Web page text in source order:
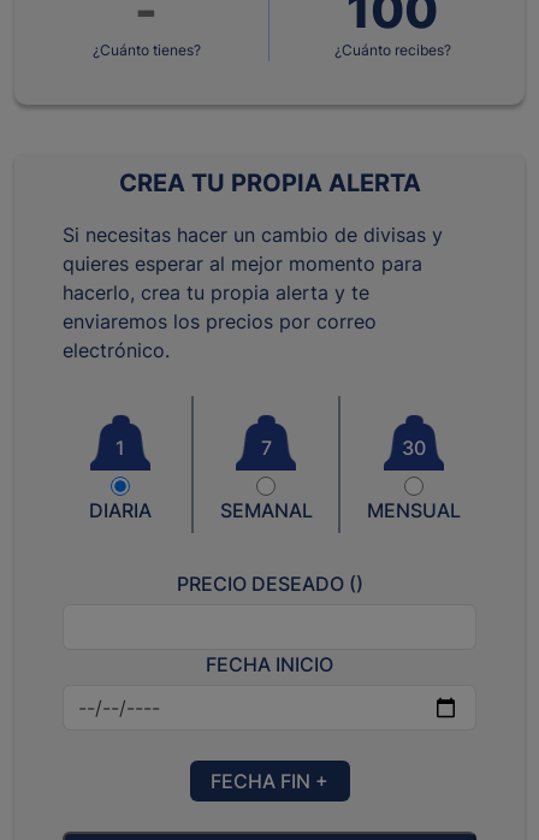
¿Cuánto tienes? ¿Cuánto recibes?
CREA TU PROPIA ALERTA
Si necesitas hacer un cambio de divisas y
quieres esperar al mejor momento para
hacerlo, crea tu propia alerta y te
enviaremos los precios por correo
electrónico.
1
DIARIA
7
SEMANAL
30
MENSUAL
PRECIO DESEADO ()
FECHA INICIO
FECHA FIN +